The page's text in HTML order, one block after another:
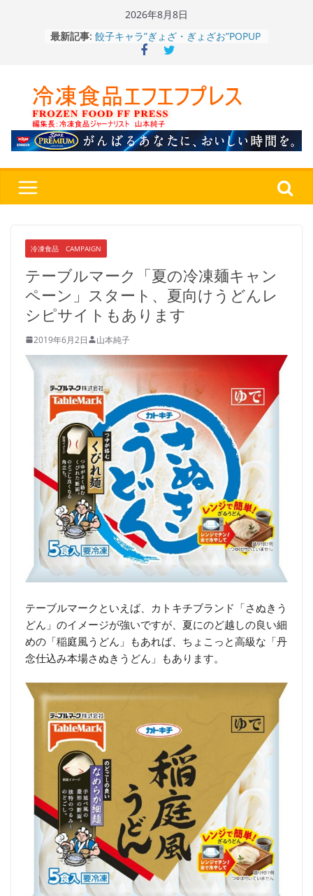
2026年8月8日
最新記事:
餃子キャラ”ぎょざ・ぎょざお”POPUP
ストアで作者にご挨拶、新作”れいと
うこ～こ～”を知る
WONDER YELLOW」復刻発売中
今まで無かった大盛！水から簡単レン
ジ♪ふわもちめん！！「冷凍 日清の
どん兵衛 大盛 きつねうどん」
「同 肉うどん」
メン」
ん。』～”おいしさ”をアピール
冷凍食品 CAMPAIGN
テーブルマーク「夏の冷凍麺キャン
ペーン」スタート、夏向けうどんレ
シピサイトもあります
2019年6月2日 山本純子
テーブルマークといえば、カトキチブランド「さぬきう
どん」のイメージが強いですが、夏にのど越しの良い細
めの「稲庭風うどん」もあれば、ちょこっと高級な「丹
念仕込み本場さぬきうどん」もあります。